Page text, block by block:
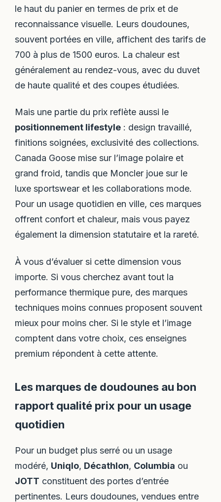
le haut du panier en termes de prix et de
reconnaissance visuelle. Leurs doudounes,
souvent portées en ville, affichent des tarifs de
700 à plus de 1500 euros. La chaleur est
généralement au rendez-vous, avec du duvet
de haute qualité et des coupes étudiées.
Mais une partie du prix reflète aussi le
positionnement lifestyle : design travaillé,
finitions soignées, exclusivité des collections.
Canada Goose mise sur l’image polaire et
grand froid, tandis que Moncler joue sur le
luxe sportswear et les collaborations mode.
Pour un usage quotidien en ville, ces marques
offrent confort et chaleur, mais vous payez
également la dimension statutaire et la rareté.
À vous d’évaluer si cette dimension vous
importe. Si vous cherchez avant tout la
performance thermique pure, des marques
techniques moins connues proposent souvent
mieux pour moins cher. Si le style et l’image
comptent dans votre choix, ces enseignes
premium répondent à cette attente.
Les marques de doudounes au bon
rapport qualité prix pour un usage
quotidien
Pour un budget plus serré ou un usage
modéré, Uniqlo, Décathlon, Columbia ou
JOTT constituent des portes d’entrée
pertinentes. Leurs doudounes, vendues entre